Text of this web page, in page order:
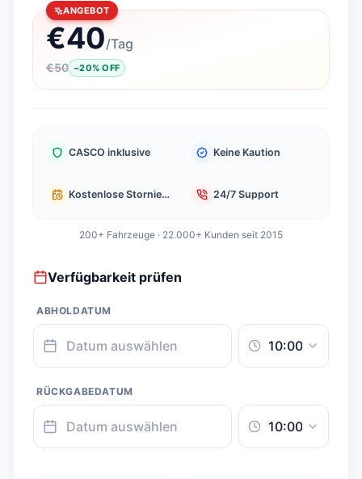
ANGEBOT
€40/Tag
€50 −20%OFF
CASCO inklusive Keine Kaution
Kostenlose Stornierung 24/7 Support
200+ Fahrzeuge · 22.000+ Kunden seit 2015
Verfügbarkeit prüfen
ABHOLDATUM
RÜCKGABEDATUM